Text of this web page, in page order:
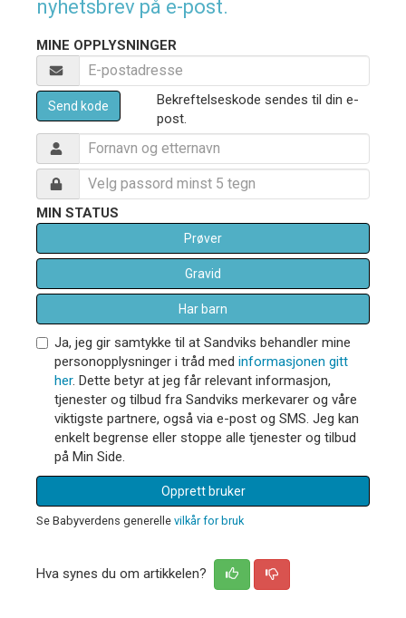
nyhetsbrev på e-post.
MINE OPPLYSNINGER
Send kode
Bekreftelseskode sendes til din e-
post.
MIN STATUS
Prøver
Gravid
Har barn
Ja, jeg gir samtykke til at Sandviks behandler mine
personopplysninger i tråd med informasjonen gitt
her. Dette betyr at jeg får relevant informasjon,
tjenester og tilbud fra Sandviks merkevarer og våre
viktigste partnere, også via e-post og SMS. Jeg kan
enkelt begrense eller stoppe alle tjenester og tilbud
på Min Side.
Opprett bruker
Se Babyverdens generelle vilkår for bruk
Hva synes du om artikkelen?